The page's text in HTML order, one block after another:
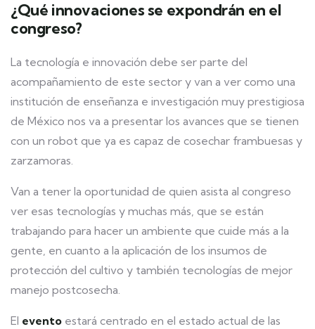
¿Qué innovaciones se expondrán en el
congreso?
La tecnología e innovación debe ser parte del
acompañamiento de este sector y van a ver como una
institución de enseñanza e investigación muy prestigiosa
de México nos va a presentar los avances que se tienen
con un robot que ya es capaz de cosechar frambuesas y
zarzamoras.
Van a tener la oportunidad de quien asista al congreso
ver esas tecnologías y muchas más, que se están
trabajando para hacer un ambiente que cuide más a la
gente, en cuanto a la aplicación de los insumos de
protección del cultivo y también tecnologías de mejor
manejo postcosecha.
El evento estará centrado en el estado actual de las